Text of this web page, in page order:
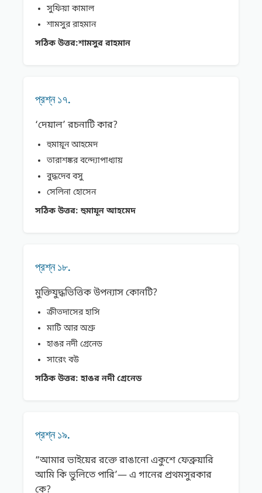
সুফিয়া কামাল
শামসুর রাহমান
সঠিক উত্তর:শামসুর রাহমান
প্রশ্ন ১৭.
‘দেয়াল’ রচনাটি কার?
হুমায়ূন আহমেদ
তারাশঙ্কর বন্দ্যোপাধ্যায়
বুদ্ধদেব বসু
সেলিনা হােসেন
সঠিক উত্তর: হুমায়ূন আহমেদ
প্রশ্ন ১৮.
মুক্তিযুদ্ধভিত্তিক উপন্যাস কোনটি?
ক্রীতদাসের হাসি
মাটি আর অশ্রু
হাঙর নদী গ্রেনেড
সারেং বউ
সঠিক উত্তর: হাঙর নদী গ্রেনেড
প্রশ্ন ১৯.
“আমার ভাইয়ের রক্তে রাঙানাে একুশে ফেব্রুয়ারি
আমি কি ভুলিতে পারি’— এ গানের প্রথমসুরকার
কে?